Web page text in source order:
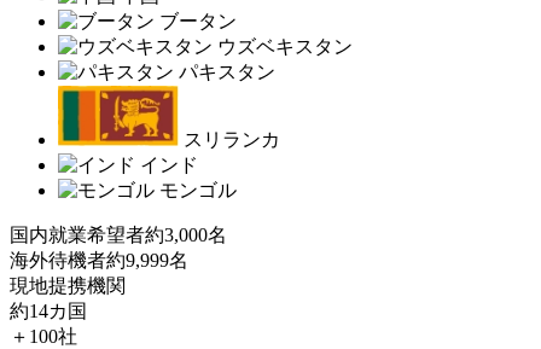
ブータン
ウズベキスタン
パキスタン
スリランカ
インド
モンゴル
国内就業希望者約3,000名
海外待機者約9,999名
現地提携機関
約14カ国
＋100社